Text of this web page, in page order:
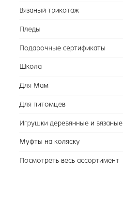
Вязаный трикотаж
Пледы
Подарочные сертификаты
Школа
Для Мам
Для питомцев
Игрушки деревянные и вязаные
Муфты на коляску
Посмотреть весь ассортимент